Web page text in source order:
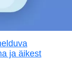
ja äikest